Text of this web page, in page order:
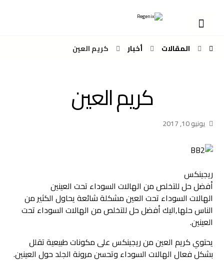
المقالات أخبار كريم العين
كريم العين
يونيو 10, 2017
ريجينكس
أفضل حل للتخلص من الهالات السوداء تحت العينين
الهالات السوداء تحت العين مشكلة شائعة يحاول الكثير من
الناس حلها,اليك أفضل حل للتخلص من الهالات السوداء تحت
العينين.
يحتوي كريم العين من ريجينكس على مكونات طبيعية تقلل
بشكل فعال الهالات السوداء وتحسن مرونة الجلد حول العينين.